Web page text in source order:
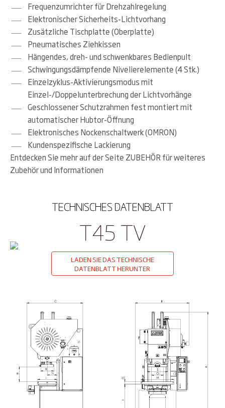
Frequenzumrichter für Drehzahlregelung
elektronischer Sicherheits-Lichtvorhang
zusätzliche Tischplatte (Oberplatte)
pneumatisches Ziehkissen
hängendes, dreh- und schwenkbares Bedienpult
schwingungsdämpfende Nivelierelemente (4 Stk.)
Einzelzyklus-Aktivierungsmodus mit
Einzel-/Doppelunterbrechung der Lichtvorhänge
geschlossener Schutzrahmen fest montiert mit
automatischer Hubtor-Öffnung
elektronisches Nockenschaltwerk (OMRON)
Kundenspezifische Lackierung
Entdecken Sie mehr auf der Seite ZUBEHÖR für weiteres
Zubehör und Informationen
TECHNISCHES DATENBLATT
T45 TV
LADEN SIE DAS TECHNISCHE
DATENBLATT HERUNTER